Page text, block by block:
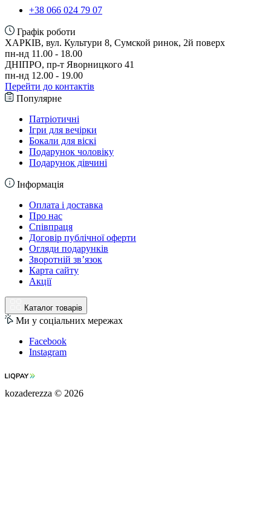
+38 066 024 79 07
Графік роботи
ХАРКІВ, вул. Культури 8, Сумской ринок, 2й поверх
пн-нд 11.00 - 18.00
ДНІПРО, пр-т Яворницкого 41
пн-нд 12.00 - 19.00
Перейти до контактів
Популярне
Патріотичні
Ігри для вечірки
Бокали для віскі
Подарунок чоловіку
Подарунок дівчині
Інформація
Оплата і доставка
Про нас
Співпраця
Договір публічної оферти
Огляди подарунків
Зворотній зв’язок
Карта сайту
Акції
Каталог товарів
Ми у соціальних мережах
Facebook
Instagram
kozaderezza © 2026